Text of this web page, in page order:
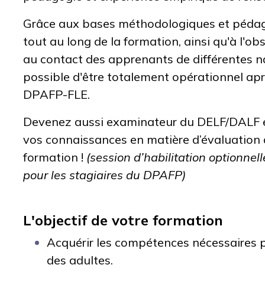
Grâce aux bases méthodologiques et
tout au long de la formation, ainsi qu'à
au contact des apprenants de différentes
possible d'être totalement opérationnel
DPAFP-FLE.
Devenez aussi examinateur du DELF/
vos connaissances en matière d’évaluation
formation ! (session d’habilitation
pour les stagiaires du DPAFP)
L'objectif de votre formation
Acquérir les compétences nécessaires
des adultes.